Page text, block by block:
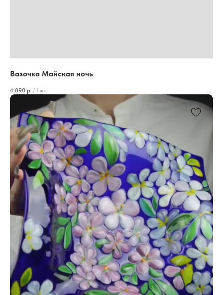
Вазочка Майская ночь
4 890 р. / 1 шт